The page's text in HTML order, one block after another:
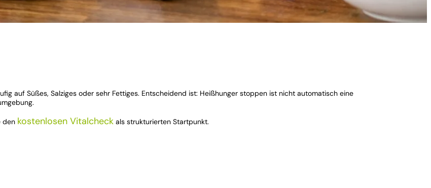
auf Süßes, Salziges oder sehr Fettiges. Entscheidend ist: Heißhunger stoppen ist nicht automatisch eine
den kostenlosen Vitalcheck als strukturierten Startpunkt.